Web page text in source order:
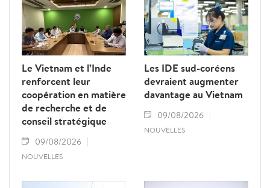
au renforcement des relations d’amitié et
de solidarité entre les deux pays.
Le Vietnam et l’Inde
renforcent leur
coopération en matière
de recherche et de
conseil stratégique
09/08/2026
NOUVELLES
Les IDE sud-coréens
devraient augmenter
davantage au Vietnam
09/08/2026
NOUVELLES